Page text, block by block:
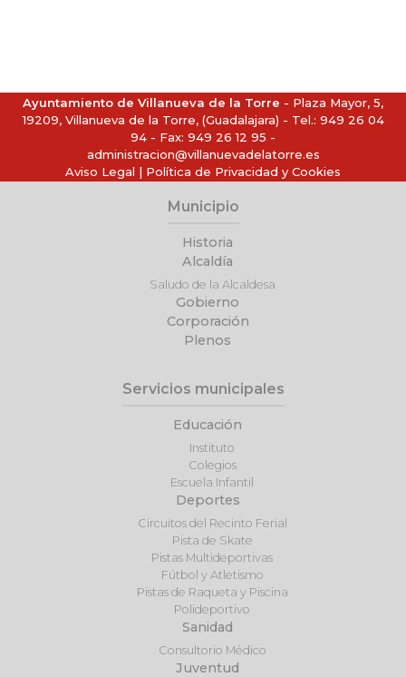
Ayuntamiento de Villanueva de la Torre - Plaza Mayor, 5,
19209, Villanueva de la Torre, (Guadalajara) - Tel.: 949 26 04
94 - Fax: 949 26 12 95 -
administracion@villanuevadelatorre.es
Aviso Legal | Política de Privacidad y Cookies
Municipio
Historia
Alcaldía
Saludo de la Alcaldesa
Gobierno
Corporación
Plenos
Servicios municipales
Educación
Instituto
Colegios
Escuela Infantil
Deportes
Circuitos del Recinto Ferial
Pista de Skate
Pistas Multideportivas
Fútbol y Atletismo
Pistas de Raqueta y Piscina
Polideportivo
Sanidad
Consultorio Médico
Juventud